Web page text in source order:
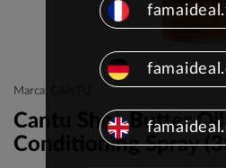
Marca: CANTU
Cantu Shea Butter
Conditioning Spray